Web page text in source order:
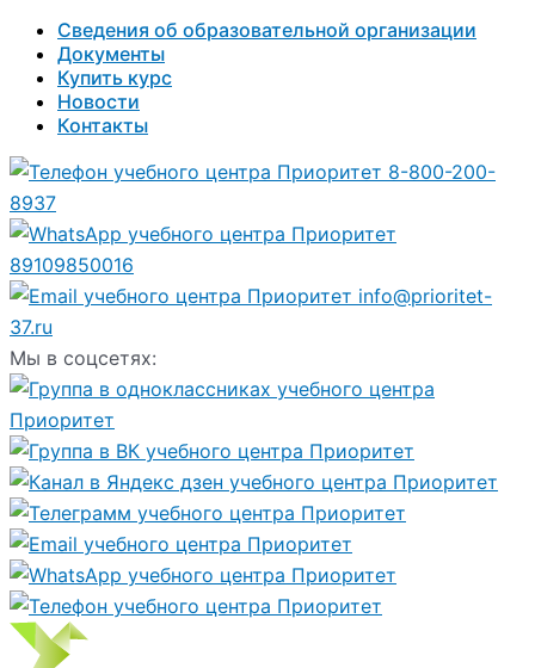
Сведения об образовательной организации
Документы
Купить курс
Новости
Контакты
8-800-200-
8937
89109850016
info@prioritet-
37.ru
Мы в соцсетях: